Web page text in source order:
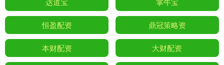
恒盈配资 鼎冠策略资
本财配资 大财配资